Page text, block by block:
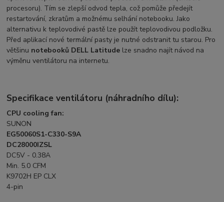
procesoru). Tím se zlepší odvod tepla, což pomůže předejít
restartování, zkratům a možnému selhání notebooku. Jako
alternativu k teplovodivé pastě lze použít teplovodivou podložku.
Před aplikací nové termální pasty je nutné odstranit tu starou. Pro
většinu notebooků DELL Latitude lze snadno najít návod na
výměnu ventilátoru na internetu.
Specifikace ventilátoru (náhradního dílu):
CPU cooling fan:
SUNON
EG50060S1-C330-S9A
DC28000IZSL
DC5V - 0.38A
Min. 5.0 CFM
K9702H EP CLX
4-pin